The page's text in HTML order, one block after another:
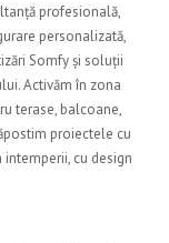
profesională,
personalizată,
Somfy și soluții
Activăm în zona
terase, balcoane,
proiectele cu
cu design